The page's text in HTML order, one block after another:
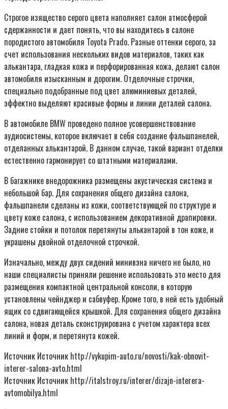
Строгое изящество серого цвета наполняет салон атмосферой
сдержанности и дает понять, что вы находитесь в салоне
породистого автомобиля Toyota Prado. Разные оттенки серого, за
счет использования нескольких видов материалов, таких как
алькантара, гладкая кожа и перфорированная кожа, делают салон
автомобиля изысканным и дорогим. Отделочные строчки,
специально подобранные под цвет алюминиевых деталей,
эффектно выделяют красивые формы и линии деталей салона.
В автомобиле BMW проведено полное усовершенствование
аудиосистемы, которое включает в себя создание фальшпанелей,
отделанных алькантарой. В данном случае, такой вариант отделки
естественно гармонирует со штатными материалами.
В багажнике внедорожника размещены акустическая система и
небольшой бар. Для сохранения общего дизайна салона,
фальшпанели сделаны из кожи, соответствующей по структуре и
цвету коже салона, с использованием декоративной драпировки.
Задние стойки и потолок перетянуты алькантарой в тон коже, и
украшены двойной отделочной строчкой.
Изначально, между двух сидений минивэна ничего не было, но
наши специалисты приняли решение использовать это место для
размещения компактной центральной консоли, в которую
установлены чейнджер и сабвуфер. Кроме того, в ней есть удобный
ящик со сдвигающейся крышкой. Для сохранения общего дизайна
салона, новая деталь сконструирована с учетом характера всех
линий и форм, и перетянута кожей.
Источник Источник http://vykupim-auto.ru/novosti/kak-obnovit-
interer-salona-avto.html
Источник Источник http://italstroy.ru/interer/dizajn-interera-
avtomobilya.html